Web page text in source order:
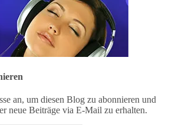
an, um diesen Blog zu abonnieren und
neue Beiträge via E-Mail zu erhalten.